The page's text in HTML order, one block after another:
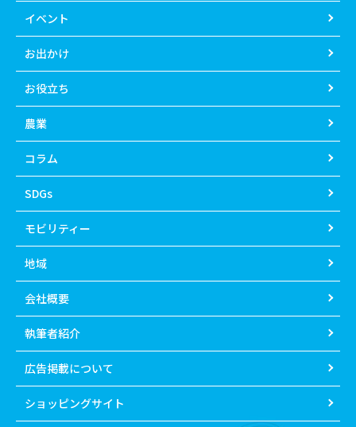
イベント
お出かけ
お役立ち
農業
コラム
SDGs
モビリティー
地域
会社概要
執筆者紹介
広告掲載について
ショッピングサイト